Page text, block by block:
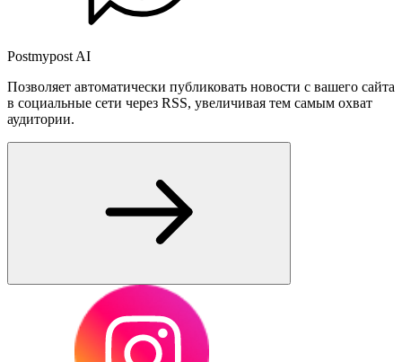
Postmypost AI
Позволяет автоматически публиковать новости с вашего сайта
в социальные сети через RSS, увеличивая тем самым охват
аудитории.